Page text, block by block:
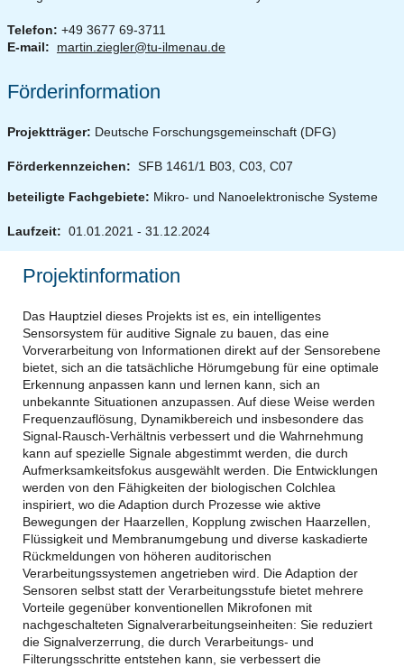
Telefon: +49 3677 69-3711
E-mail:
martin.ziegler@tu-ilmenau.de
Förderinformation
Projektträger: Deutsche Forschungsgemeinschaft (DFG)
Förderkennzeichen: SFB 1461/1 B03, C03, C07
beteiligte Fachgebiete: Mikro- und Nanoelektronische Systeme
Laufzeit: 01.01.2021 - 31.12.2024
Projektinformation
Das Hauptziel dieses Projekts ist es, ein intelligentes
Sensorsystem für auditive Signale zu bauen, das eine
Vorverarbeitung von Informationen direkt auf der Sensorebene
bietet, sich an die tatsächliche Hörumgebung für eine optimale
Erkennung anpassen kann und lernen kann, sich an
unbekannte Situationen anzupassen. Auf diese Weise werden
Frequenzauflösung, Dynamikbereich und insbesondere das
Signal-Rausch-Verhältnis verbessert und die Wahrnehmung
kann auf spezielle Signale abgestimmt werden, die durch
Aufmerksamkeitsfokus ausgewählt werden. Die Entwicklungen
werden von den Fähigkeiten der biologischen Colchlea
inspiriert, wo die Adaption durch Prozesse wie aktive
Bewegungen der Haarzellen, Kopplung zwischen Haarzellen,
Flüssigkeit und Membranumgebung und diverse kaskadierte
Rückmeldungen von höheren auditorischen
Verarbeitungssystemen angetrieben wird. Die Adaption der
Sensoren selbst statt der Verarbeitungsstufe bietet mehrere
Vorteile gegenüber konventionellen Mikrofonen mit
nachgeschalteten Signalverarbeitungseinheiten: Sie reduziert
die Signalverzerrung, die durch Verarbeitungs- und
Filterungsschritte entstehen kann, sie verbessert die